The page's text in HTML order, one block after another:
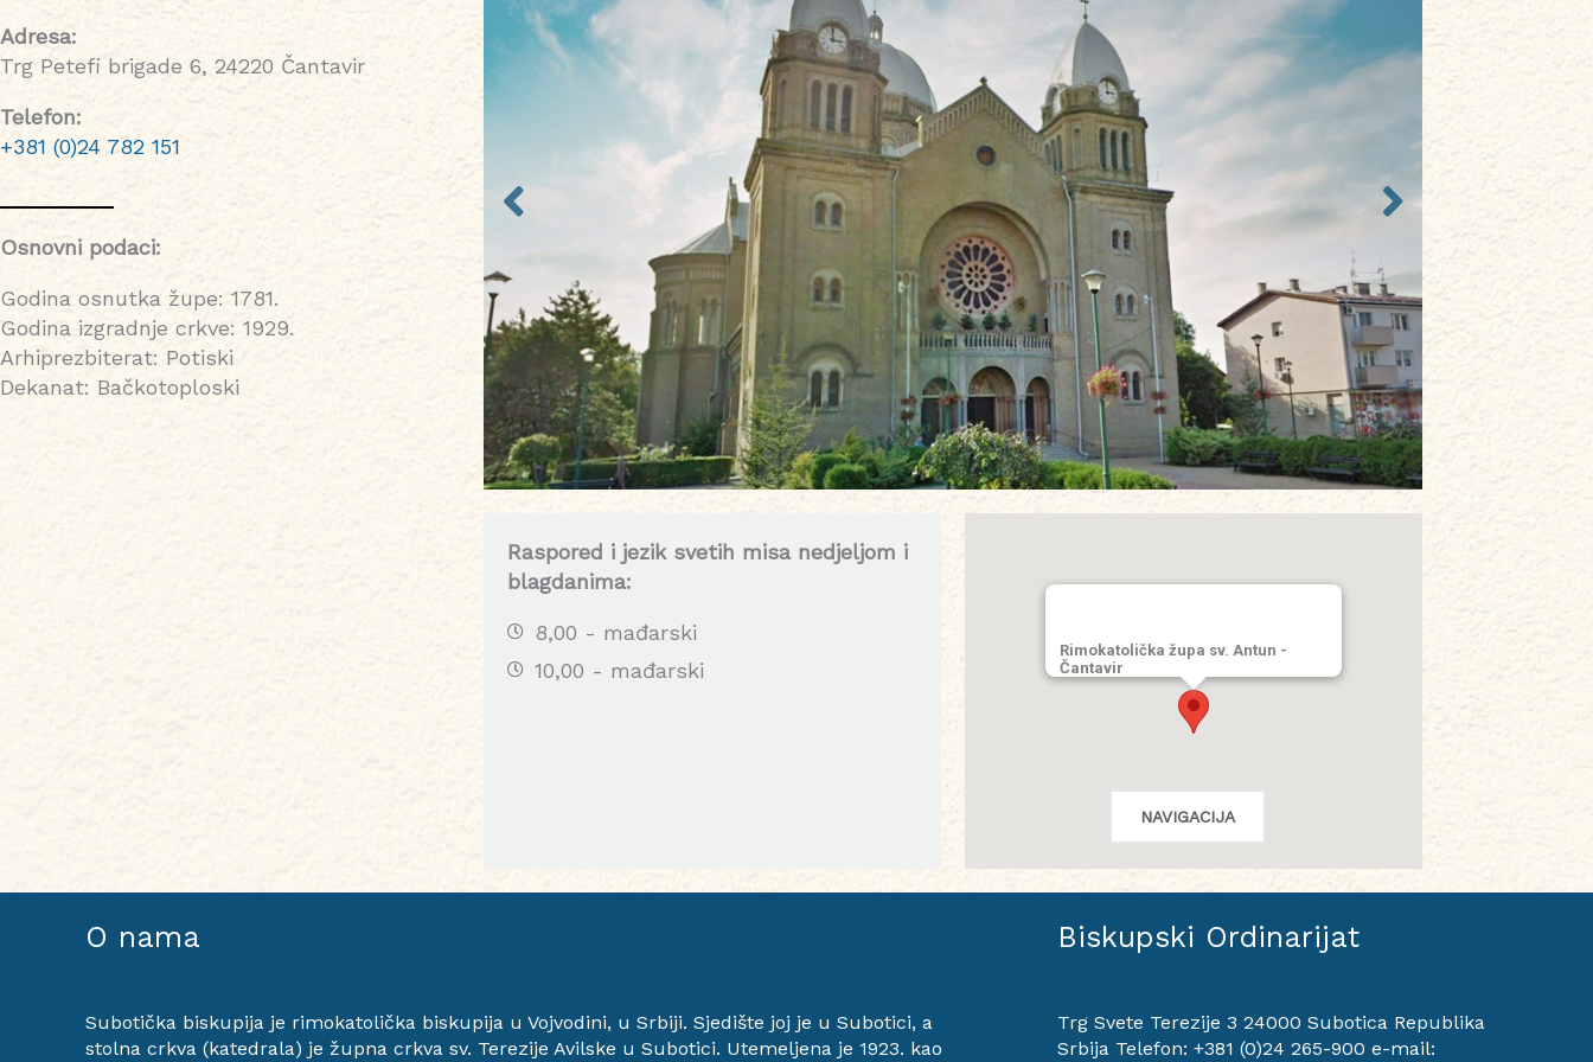
Adresa:
Trg Petefi brigade 6, 24220 Čantavir
Telefon:
+381 (0)24 782 151
Osnovni podaci:
Godina osnutka župe: 1781.
Godina izgradnje crkve: 1929.
Arhiprezbiterat: Potiski
Dekanat: Bačkotoploski
Raspored i jezik svetih misa nedjeljom i
blagdanima:
8,00 - mađarski
10,00 - mađarski
Rimokatolička župa sv. Antun -
Čantavir
NAVIGACIJA
O nama
Subotička biskupija je rimokatolička biskupija u Vojvodini, u Srbiji. Sjedište joj je u Subotici, a
stolna crkva (katedrala) je župna crkva sv. Terezije Avilske u Subotici. Utemeljena je 1923. kao
Biskupski Ordinarijat
Trg Svete Terezije 3 24000 Subotica Republika
Srbija Telefon: +381 (0)24 265-900 e-mail: